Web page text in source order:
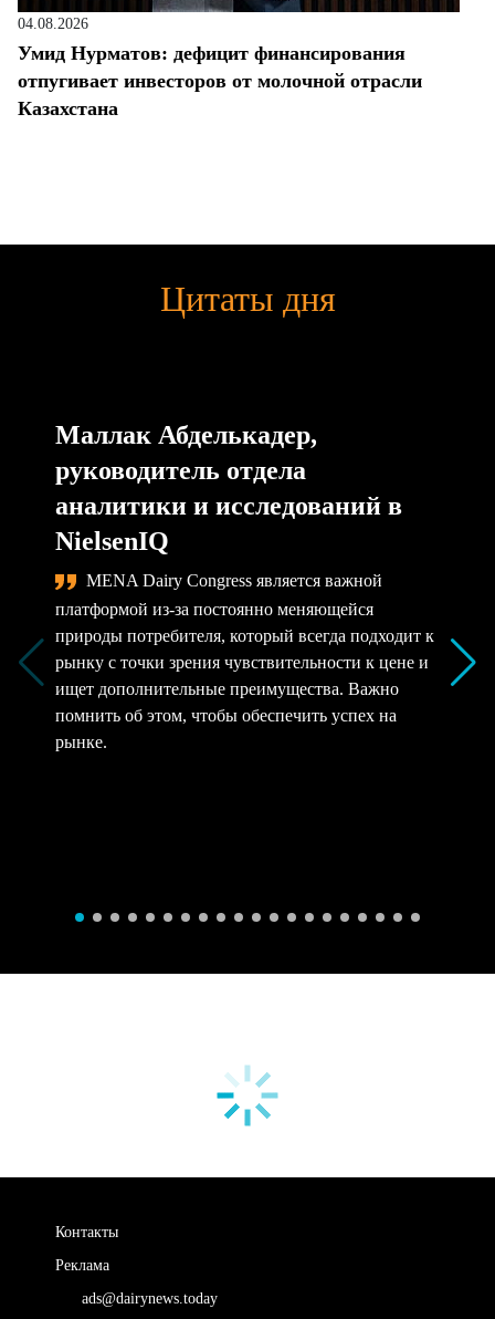
04.08.2026
Умид Нурматов: дефицит финансирования
отпугивает инвесторов от молочной отрасли
Казахстана
Цитаты дня
Маллак Абделькадер,
руководитель отдела
аналитики и исследований в
NielsenIQ
MENA Dairy Congress является важной
платформой из-за постоянно меняющейся
природы потребителя, который всегда подходит к
рынку с точки зрения чувствительности к цене и
ищет дополнительные преимущества. Важно
помнить об этом, чтобы обеспечить успех на
рынке.
Контакты
Реклама
ads@dairynews.today